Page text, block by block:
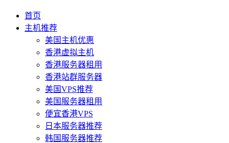
首页
主机推荐
美国主机优惠
香港虚拟主机
香港服务器租用
香港站群服务器
美国VPS推荐
美国服务器租用
便宜香港VPS
日本服务器推荐
韩国服务器推荐